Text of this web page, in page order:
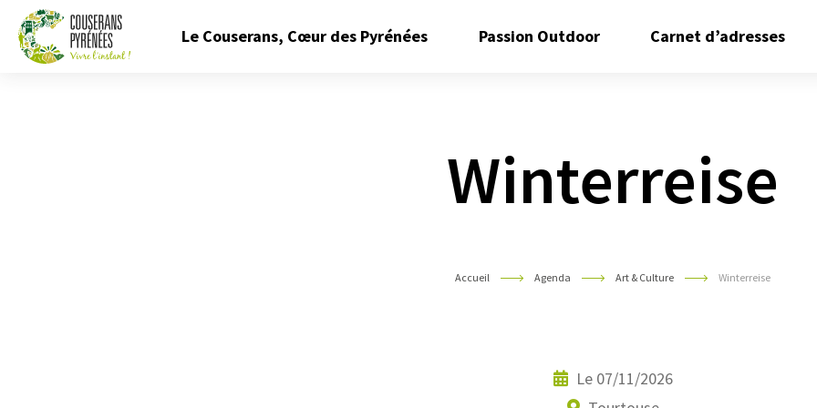
Le Couserans, Cœur des PyrénéesOuvrir/FermerPassion OutdoorOuvrir/FermerCarnet d’adresses
Winterreise
Accueil Agenda Art & Culture Winterreise
Le07/11/2026